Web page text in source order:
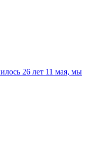
26 лет 11 мая, мы